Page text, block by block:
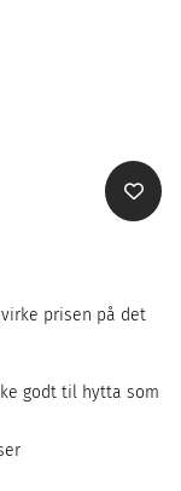
prisen på det
godt til hytta som